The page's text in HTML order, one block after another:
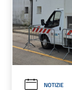
NOTIZIE